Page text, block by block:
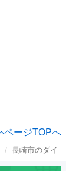
ページTOPへ
長崎市のダイ